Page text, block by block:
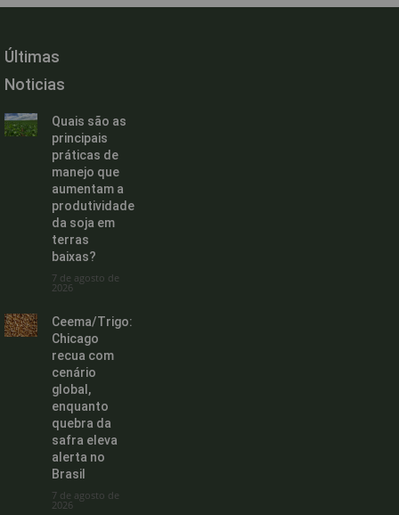
Últimas
Noticias
Quais são as
principais
práticas de
manejo que
aumentam a
produtividade
da soja em
terras
baixas?
7 de agosto de
2026
Ceema/Trigo:
Chicago
recua com
cenário
global,
enquanto
quebra da
safra eleva
alerta no
Brasil
7 de agosto de
2026